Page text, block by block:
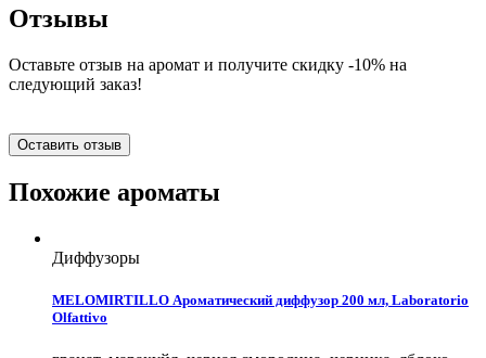
Отзывы
Оставьте отзыв на аромат и получите скидку -10% на
следующий заказ!
Оставить отзыв
Похожие ароматы
Диффузоры
MELOMIRTILLO Ароматический диффузор 200 мл, Laboratorio
Olfattivo